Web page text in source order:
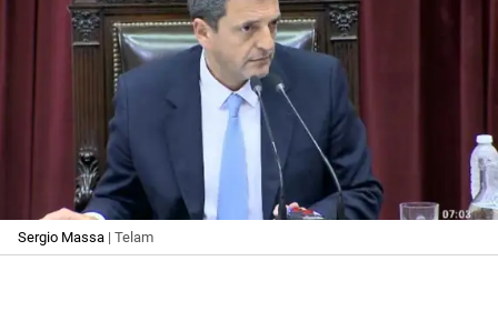
Sergio Massa | Telam